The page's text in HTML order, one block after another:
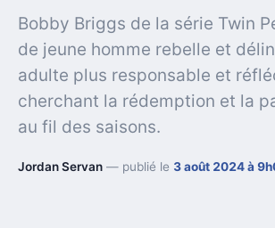
Bobby Briggs de la série Twin
de jeune homme rebelle et
adulte plus responsable et
cherchant la rédemption et la
au fil des saisons.
Jordan Servan — publié le 3 août 2024 à